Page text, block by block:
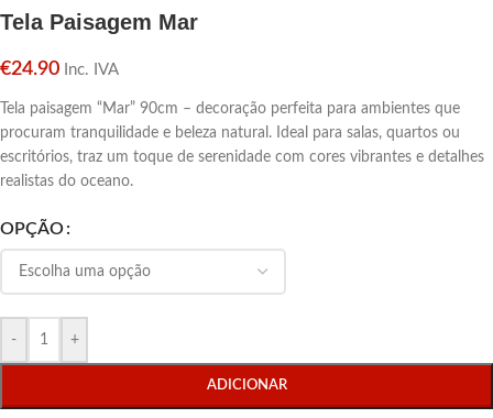
Tela Paisagem Mar
€24.90 Inc. IVA
Tela paisagem “Mar” 90cm – decoração perfeita para ambientes que
procuram tranquilidade e beleza natural. Ideal para salas, quartos ou
escritórios, traz um toque de serenidade com cores vibrantes e detalhes
realistas do oceano.
OPÇÃO
- +
ADICIONAR